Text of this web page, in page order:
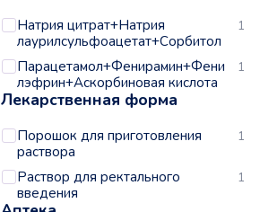
Натрия цитрат+Натрия
лаурилсульфоацетат+Сорбитол
1
Парацетамол+Фенирамин+Фени
лэфрин+Аскорбиновая кислота
1
Лекарственная форма
Порошок для приготовления
раствора
1
Раствор для ректального
введения
1